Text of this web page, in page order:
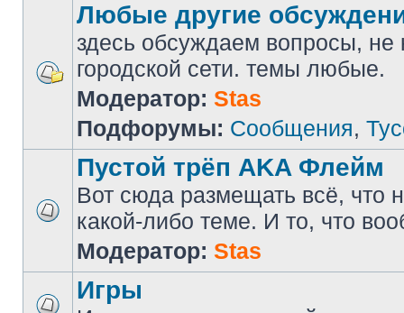
Любые другие
здесь обсуждаем вопросы,
городской сети. темы любые.
Модератор: Stas
Подфорумы: Сообщения,
Пустой трёп AKA Флейм
Вот сюда размещать всё, что
какой-либо теме. И то, что
Модератор: Stas
Игры